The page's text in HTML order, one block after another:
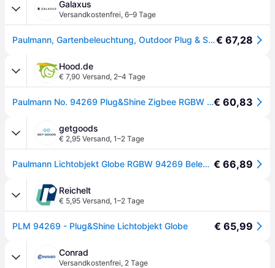
Galaxus
Versandkostenfrei, 6–9 Tage
Paulmann, Gartenbeleuchtung, Outdoor Plug & Shine Globe (170lm, IP65)€ 67,28
Hood.de
€ 7,90 Versand, 2–4 Tage
Paulmann No. 94269 Plug&Shine Zigbee RGBW Lichtobjekt Globe 20cm 2,8W 24V€ 60,83
getgoods
€ 2,95 Versand, 1–2 Tage
Paulmann Lichtobjekt Globe RGBW 94269 Beleuchtungssystem Plug & Shine ZigBee LED 2.8 W Warmweiß Wei € 66,89
Reichelt
€ 5,95 Versand, 1–2 Tage
PLM 94269 - Plug&Shine Lichtobjekt Globe € 65,99
Conrad
Versandkostenfrei, 2 Tage